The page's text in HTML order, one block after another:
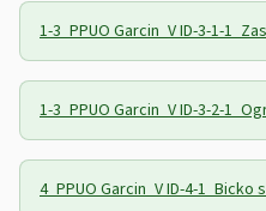
1-3_PPUO Garcin_V ID-3-1-
1-3_PPUO Garcin_V ID-3-2-
4_PPUO Garcin_V ID-4-1_Bicko